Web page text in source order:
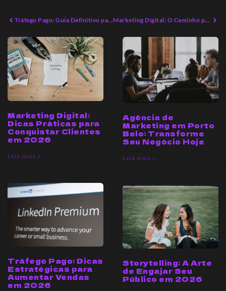
Tráfego Pago: Guia Definitivo para Aumentar Seus Resultados Marketing Digital: O Caminho para o Sucesso em 2026
Marketing Digital:
Dicas Práticas para
Conquistar Clientes
em 2026
Leia mais »
Agência de
Marketing em Porto
Belo: Transforme
Seu Negócio Hoje
Leia mais »
Tráfego Pago: Dicas
Estratégicas para
Aumentar Vendas
em 2026
Storytelling: A Arte
de Engajar Seu
Público em 2026